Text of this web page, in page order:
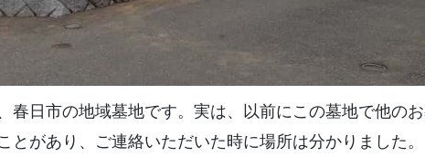
春日市の地域墓地です。実は、以前にこの墓地で他の
があり、ご連絡いただいた時に場所は分かりました。